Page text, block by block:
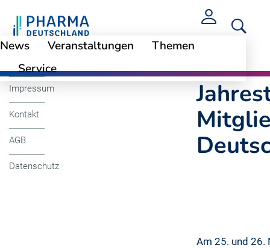
News Veranstaltungen
Themen
Service
Cookie-Einstellungen
Impressum
Kontakt
AGB
Datenschutz
Am 25. und